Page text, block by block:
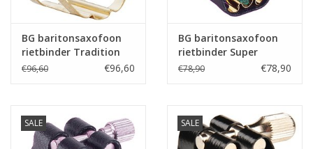
BG baritonsaxofoon
rietbinder Tradition
Goudlak
€96,60 €96,60
BG baritonsaxofoon
rietbinder Super
Revelation
€78,90 €78,90
SALE SALE